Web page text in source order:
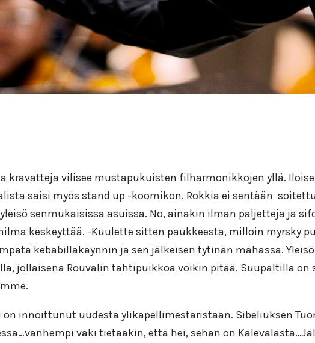
kravatteja vilisee mustapukuisten filharmonikkojen yllä.
saisi myös stand up -koomikon. Rokkia ei sentään
senmukaisissa asuissa. No, ainakin ilman paljetteja ja
keskeyttää. -Kuulette sitten paukkeesta, milloin myrsky
kebabillakäynnin ja sen jälkeisen tytinän mahassa.
jollaisena Rouvalin tahtipuikkoa voikin pitää. Suupaltilla
innoittunut uudesta ylikapellimestaristaan. Sibeliuksen
väki tietääkin, että hei, sehän on